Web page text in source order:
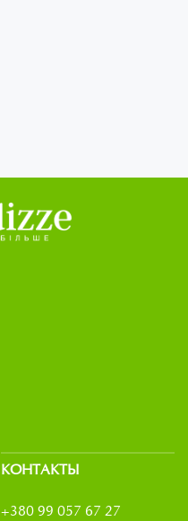
КОНТАКТЫ
+380 99 057 67 27